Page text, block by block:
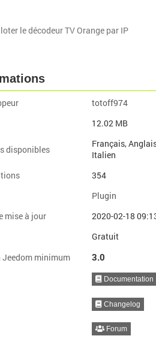
le décodeur TV Orange par IP
totoff974
12.02 MB
disponibles
Français,
Italien
354
Plugin
mise à jour
2020-02-18
Gratuit
Jeedom minimum
3.0
Documentation
Changelog
Forum